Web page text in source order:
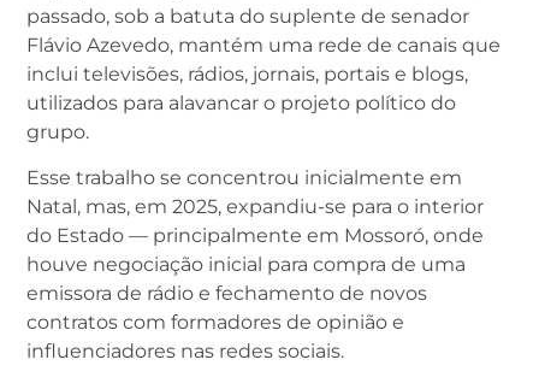
passado, sob a batuta do suplente de senador
Flávio Azevedo, mantém uma rede de canais que
inclui televisões, rádios, jornais, portais e blogs,
utilizados para alavancar o projeto político do
grupo.
Esse trabalho se concentrou inicialmente em
Natal, mas, em 2025, expandiu-se para o interior
do Estado — principalmente em Mossoró, onde
houve negociação inicial para compra de uma
emissora de rádio e fechamento de novos
contratos com formadores de opinião e
influenciadores nas redes sociais.